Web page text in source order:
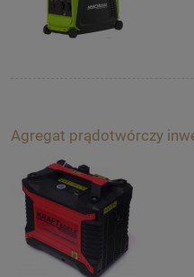
Agregat prądotwórczy